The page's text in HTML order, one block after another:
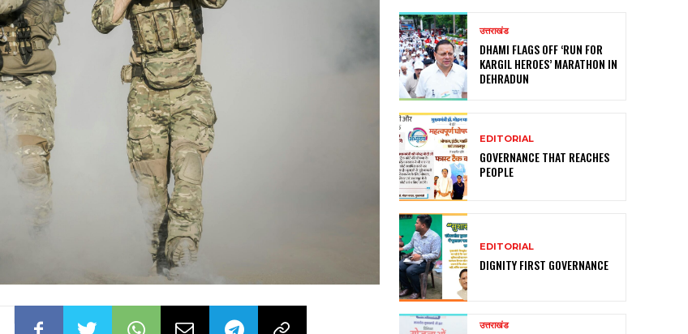
उत्तराखंड
DHAMI FLAGS OFF ‘RUN FOR
KARGIL HEROES’ MARATHON IN
DEHRADUN
EDITORIAL
GOVERNANCE THAT REACHES
PEOPLE
EDITORIAL
DIGNITY FIRST GOVERNANCE
उत्तराखंड